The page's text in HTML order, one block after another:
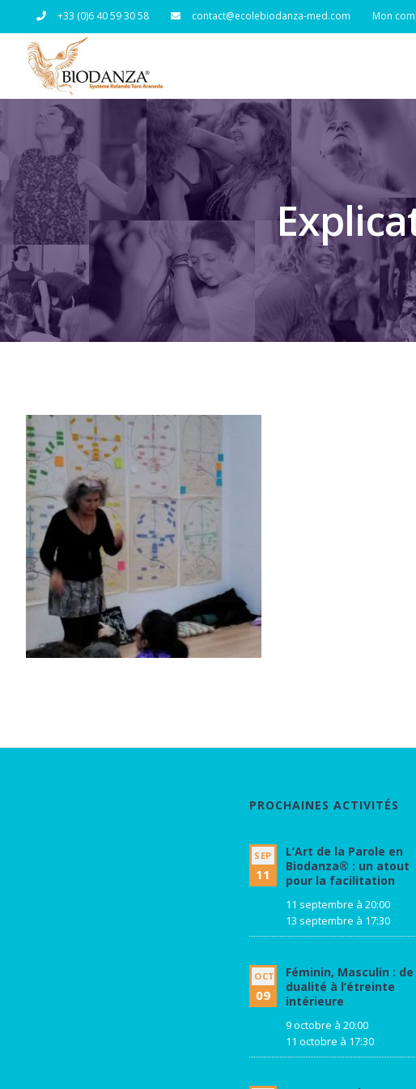
contenu
+33 (0)6 40 59 30 58 contact@ecolebiodanza-med.com Mon
PROCHAINES ACTIVITÉS
SEP
11
L’Art de la Parole en
Biodanza® : un atout
pour la facilitation
11 septembre à 20:00
13 septembre à 17:30
OCT
09
Féminin, Masculin : de
dualité à l’étreinte
intérieure
9 octobre à 20:00
11 octobre à 17:30